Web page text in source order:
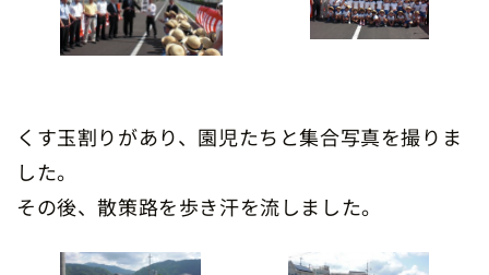
くす玉割りがあり、園児たちと集合写真を撮りま
した。
その後、散策路を歩き汗を流しました。